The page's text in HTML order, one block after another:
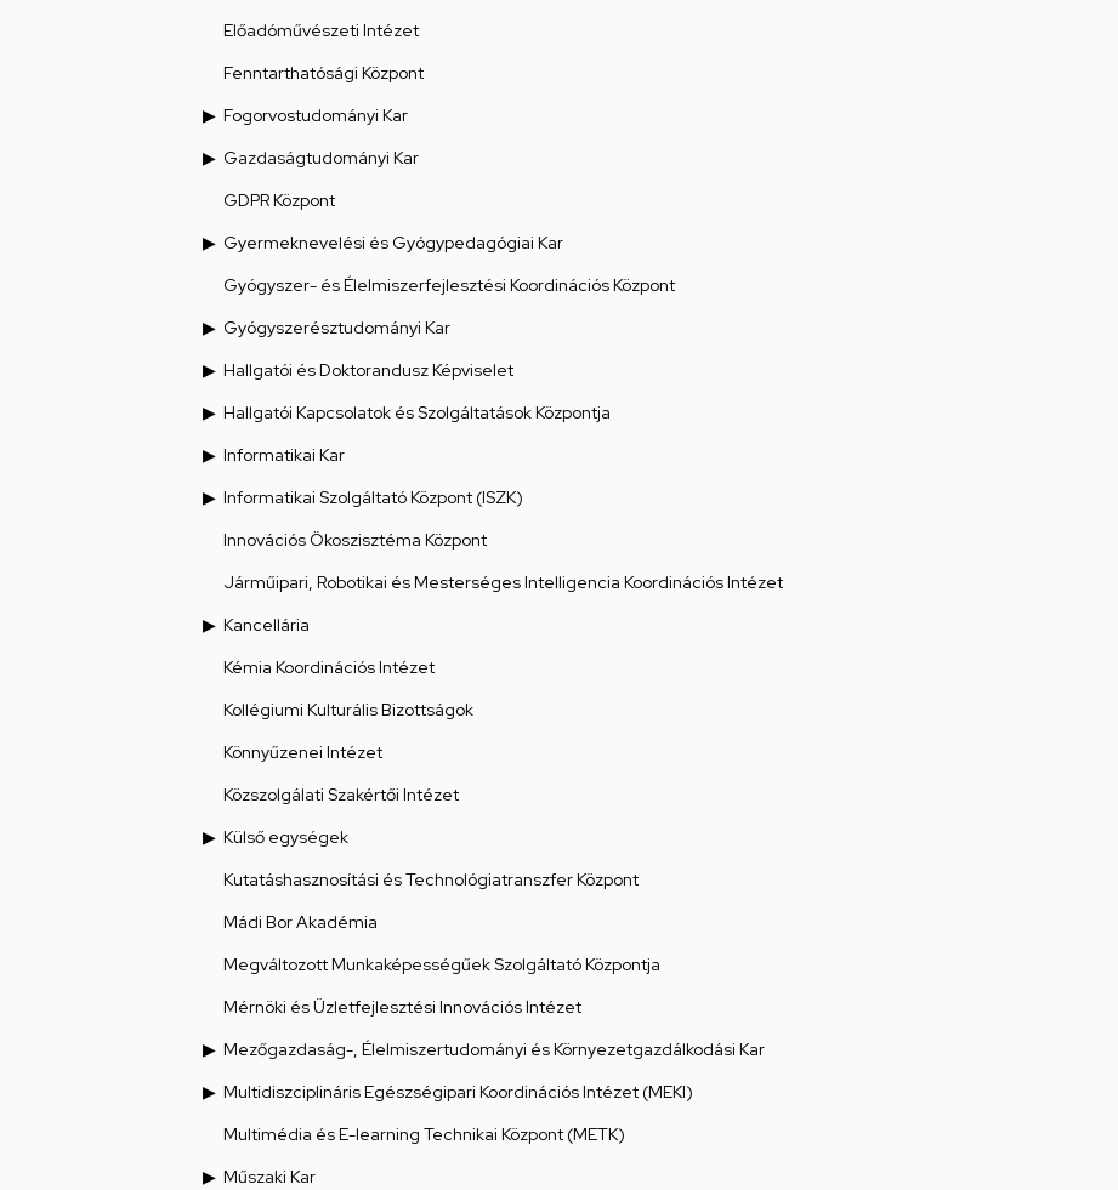
Előadóművészeti Intézet
Fenntarthatósági Központ
Fogorvostudományi Kar
Gazdaságtudományi Kar
GDPR Központ
Gyermeknevelési és Gyógypedagógiai Kar
Gyógyszer- és Élelmiszerfejlesztési Koordinációs Központ
Gyógyszerésztudományi Kar
Hallgatói és Doktorandusz Képviselet
Hallgatói Kapcsolatok és Szolgáltatások Központja
Informatikai Kar
Informatikai Szolgáltató Központ (ISZK)
Innovációs Ökoszisztéma Központ
Járműipari, Robotikai és Mesterséges Intelligencia Koordinációs Intézet
Kancellária
Kémia Koordinációs Intézet
Kollégiumi Kulturális Bizottságok
Könnyűzenei Intézet
Közszolgálati Szakértői Intézet
Külső egységek
Kutatáshasznosítási és Technológiatranszfer Központ
Mádi Bor Akadémia
Megváltozott Munkaképességűek Szolgáltató Központja
Mérnöki és Üzletfejlesztési Innovációs Intézet
Mezőgazdaság-, Élelmiszertudományi és Környezetgazdálkodási Kar
Multidiszciplináris Egészségipari Koordinációs Intézet (MEKI)
Multimédia és E-learning Technikai Központ (METK)
Műszaki Kar